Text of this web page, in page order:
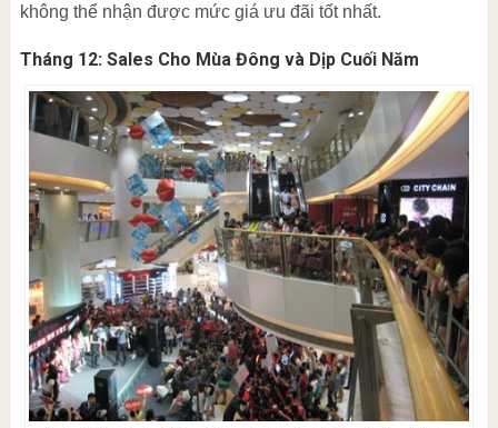
không thể nhận được mức giá ưu đãi tốt nhất.
Tháng 12: Sales Cho Mùa Đông và Dịp Cuối Năm